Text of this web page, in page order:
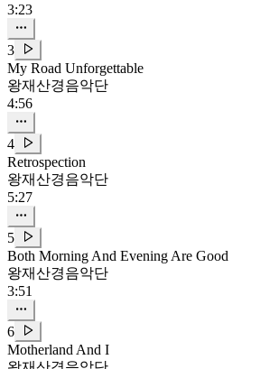
3:23
3
My Road Unforgettable
왕재산경음악단
4:56
4
Retrospection
왕재산경음악단
5:27
5
Both Morning And Evening Are Good
왕재산경음악단
3:51
6
Motherland And I